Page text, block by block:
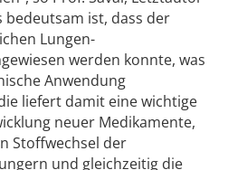
bedeutsam ist, dass der
Lungen-
werden konnte, was
Anwendung
liefert damit eine wichtige
neuer Medikamente,
Stoffwechsel der
und gleichzeitig die